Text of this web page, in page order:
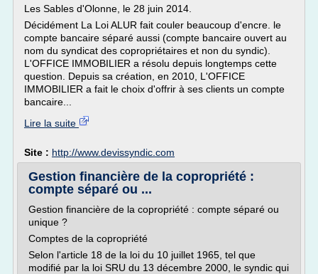
Les Sables d'Olonne, le 28 juin 2014.
Décidément La Loi ALUR fait couler beaucoup d'encre. le
compte bancaire séparé aussi (compte bancaire ouvert au
nom du syndicat des copropriétaires et non du syndic).
L'OFFICE IMMOBILIER a résolu depuis longtemps cette
question. Depuis sa création, en 2010, L'OFFICE
IMMOBILIER a fait le choix d'offrir à ses clients un compte
bancaire...
Lire la suite
Site : http://www.devissyndic.com
Gestion financière de la copropriété :
compte séparé ou ...
Gestion financière de la copropriété : compte séparé ou
unique ?
Comptes de la copropriété
Selon l'article 18 de la loi du 10 juillet 1965, tel que
modifié par la loi SRU du 13 décembre 2000, le syndic qui